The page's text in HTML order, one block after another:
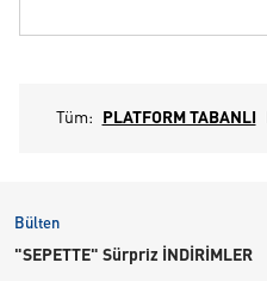
Tüm: PLATFORM TABANLI
Bülten
"SEPETTE" Sürpriz İNDİRİMLER